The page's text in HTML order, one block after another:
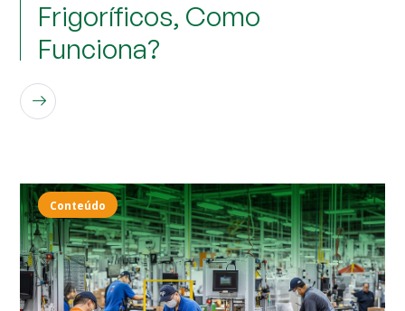
Frigoríficos, Como
Funciona?
Conteúdo